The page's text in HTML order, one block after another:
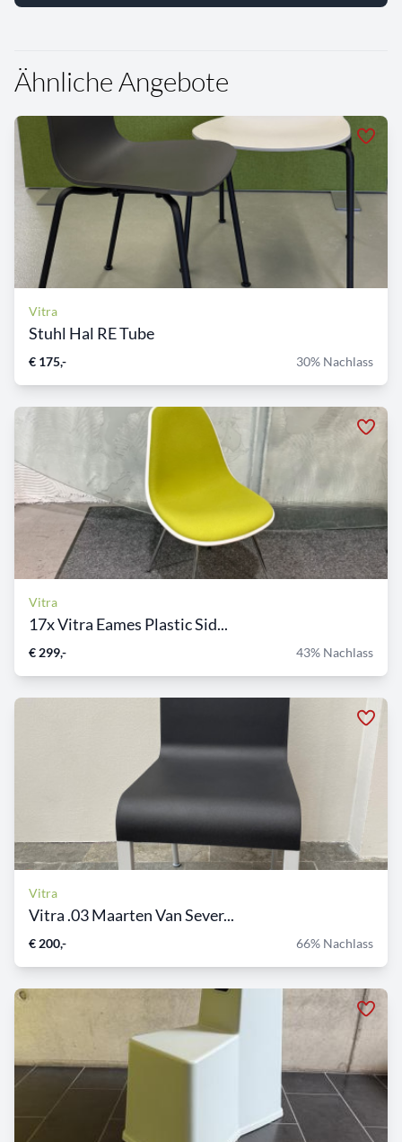
Ähnliche Angebote
Vitra
Stuhl Hal RE Tube
€ 175,- 30% Nachlass
Vitra
17x Vitra Eames Plastic Sid...
€ 299,- 43% Nachlass
Vitra
Vitra .03 Maarten Van Sever...
€ 200,- 66% Nachlass